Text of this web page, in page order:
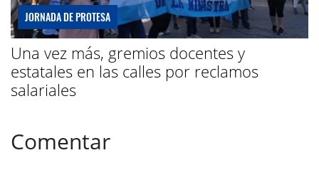
JORNADA DE PROTESA
Una vez más, gremios docentes y
estatales en las calles por reclamos
salariales
Comentar